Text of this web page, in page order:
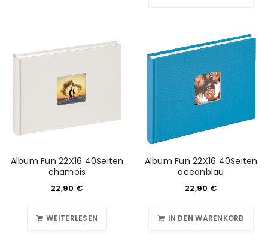
Album Fun 22X16 40Seiten
chamois
22,90 €
WEITERLESEN
Album Fun 22X16 40Seiten
oceanblau
22,90 €
IN DEN WARENKORB